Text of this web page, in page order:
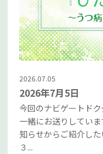
2026.07.05
2026年7月5日
今回のナビゲートド
一緒にお送りしてい
知らせからご紹介し
３...